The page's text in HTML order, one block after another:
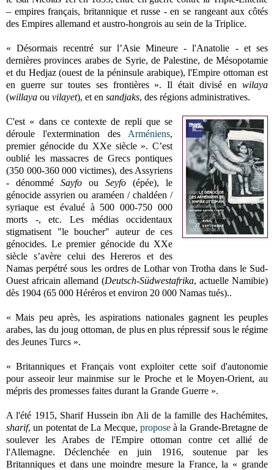
– empires français, britannique et russe - en se rangeant aux côtés
des Empires allemand et austro-hongrois au sein de la Triplice.
« Désormais recentré sur l’Asie Mineure - l'Anatolie - et ses
dernières provinces arabes de Syrie, de Palestine, de Mésopotamie
et du Hedjaz (ouest de la péninsule arabique), l'Empire ottoman est
en guerre sur toutes ses frontières ». Il était divisé en wilaya
(willaya ou vilayet), et en sandjaks, des régions administratives.
C'est « dans ce contexte de repli que se
déroule l'extermination des Arméniens,
premier génocide du XXe siècle ». C’est
oublié les massacres de Grecs pontiques
(350 000-360 000 victimes), des Assyriens
- dénomméSayfoouSeyfo(épée), le
génocide assyrien ou araméen / chaldéen /
syriaque est évalué à 500 000-750 000
morts -, etc. Les médias occidentaux
stigmatisent "le boucher" auteur de ces
génocides. Le premier génocide du XXe
siècle s’avère celui des Hereros et des
Namas perpétré sous les ordres de Lothar von Trotha dans le Sud-
Ouest africain allemand (Deutsch-Südwestafrika, actuelle Namibie)
dès 1904 (65 000 Héréros et environ 20 000 Namas tués)..
« Mais peu après, les aspirations nationales gagnent les peuples
arabes, las du joug ottoman, de plus en plus répressif sous le régime
des Jeunes Turcs ».
« Britanniques et Français vont exploiter cette soif d'autonomie
pour asseoir leur mainmise sur le Proche et le Moyen-Orient, au
mépris des promesses faites durant la Grande Guerre ».
A l'été 1915, Sharif Hussein ibn Ali de la famille des Hachémites,
sharif, un potentat de La Mecque, proposeà la Grande-Bretagne de
soulever les Arabes de l'Empire ottoman contre cet allié de
l'Allemagne. Déclenchée en juin 1916, soutenue par les
Britanniques et dans une moindre mesure la France, la « grande